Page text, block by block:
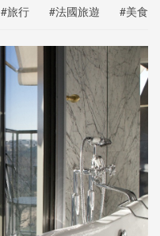
#旅行 #法國旅遊 #美食